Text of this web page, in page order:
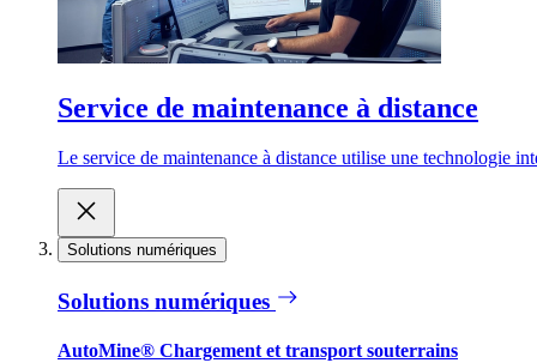
Service de maintenance à distance
Le service de maintenance à distance utilise une technologie
Solutions numériques
Solutions numériques
AutoMine® Chargement et transport souterrains